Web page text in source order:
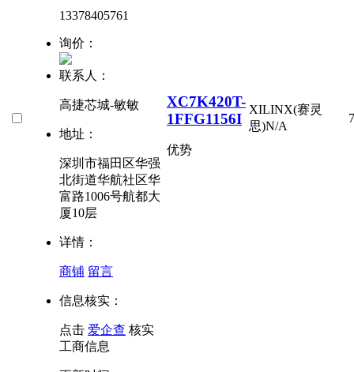
13378405761
询价：
联系人：
高捷芯城-敏敏
地址：
深圳市福田区华强
北街道华航社区华
富路1006号航都大
厦10层
详情：
商铺 留言
信息核实：
点击 爱企查 核实
工商信息
XC7K420T-
1FFG1156I
优势
XILINX(赛灵
思)N/A